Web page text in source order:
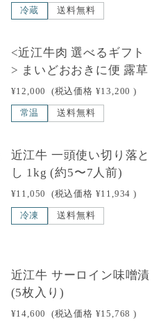
冷蔵 送料無料
<近江牛肉 選べるギフト
> まいどおおきに便 露草
¥12,000 (税込価格 ¥13,200 )
常温 送料無料
近江牛 一頭使い切り落と
し 1kg (約5〜7人前)
¥11,050 (税込価格 ¥11,934 )
冷凍 送料無料
近江牛 サーロイン味噌漬
(5枚入り)
¥14,600 (税込価格 ¥15,768 )